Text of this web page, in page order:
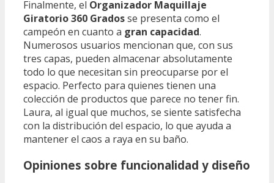
Finalmente, el Organizador Maquillaje
Giratorio 360 Gradosse presenta como el
campeón en cuanto a gran capacidad.
Numerosos usuarios mencionan que, con sus
tres capas, pueden almacenar absolutamente
todo lo que necesitan sin preocuparse por el
espacio. Perfecto para quienes tienen una
colección de productos que parece no tener fin.
Laura, al igual que muchos, se siente satisfecha
con la distribución del espacio, lo que ayuda a
mantener el caos a raya en su baño.
Opiniones sobre funcionalidad y diseño